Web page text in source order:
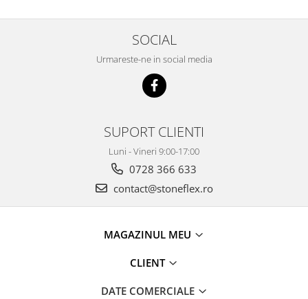
SOCIAL
Urmareste-ne in social media
SUPORT CLIENTI
Luni - Vineri 9:00-17:00
0728 366 633
contact@stoneflex.ro
MAGAZINUL MEU
CLIENT
DATE COMERCIALE